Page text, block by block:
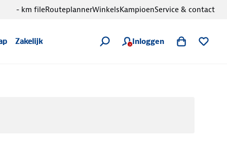
Zakelijk Inloggen
- km fileRouteplannerWinkelsKampioenService & contact